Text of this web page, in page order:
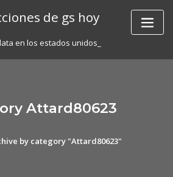
de gs hoy
en los estados unidos_
Attard80623
by category "Attard80623"